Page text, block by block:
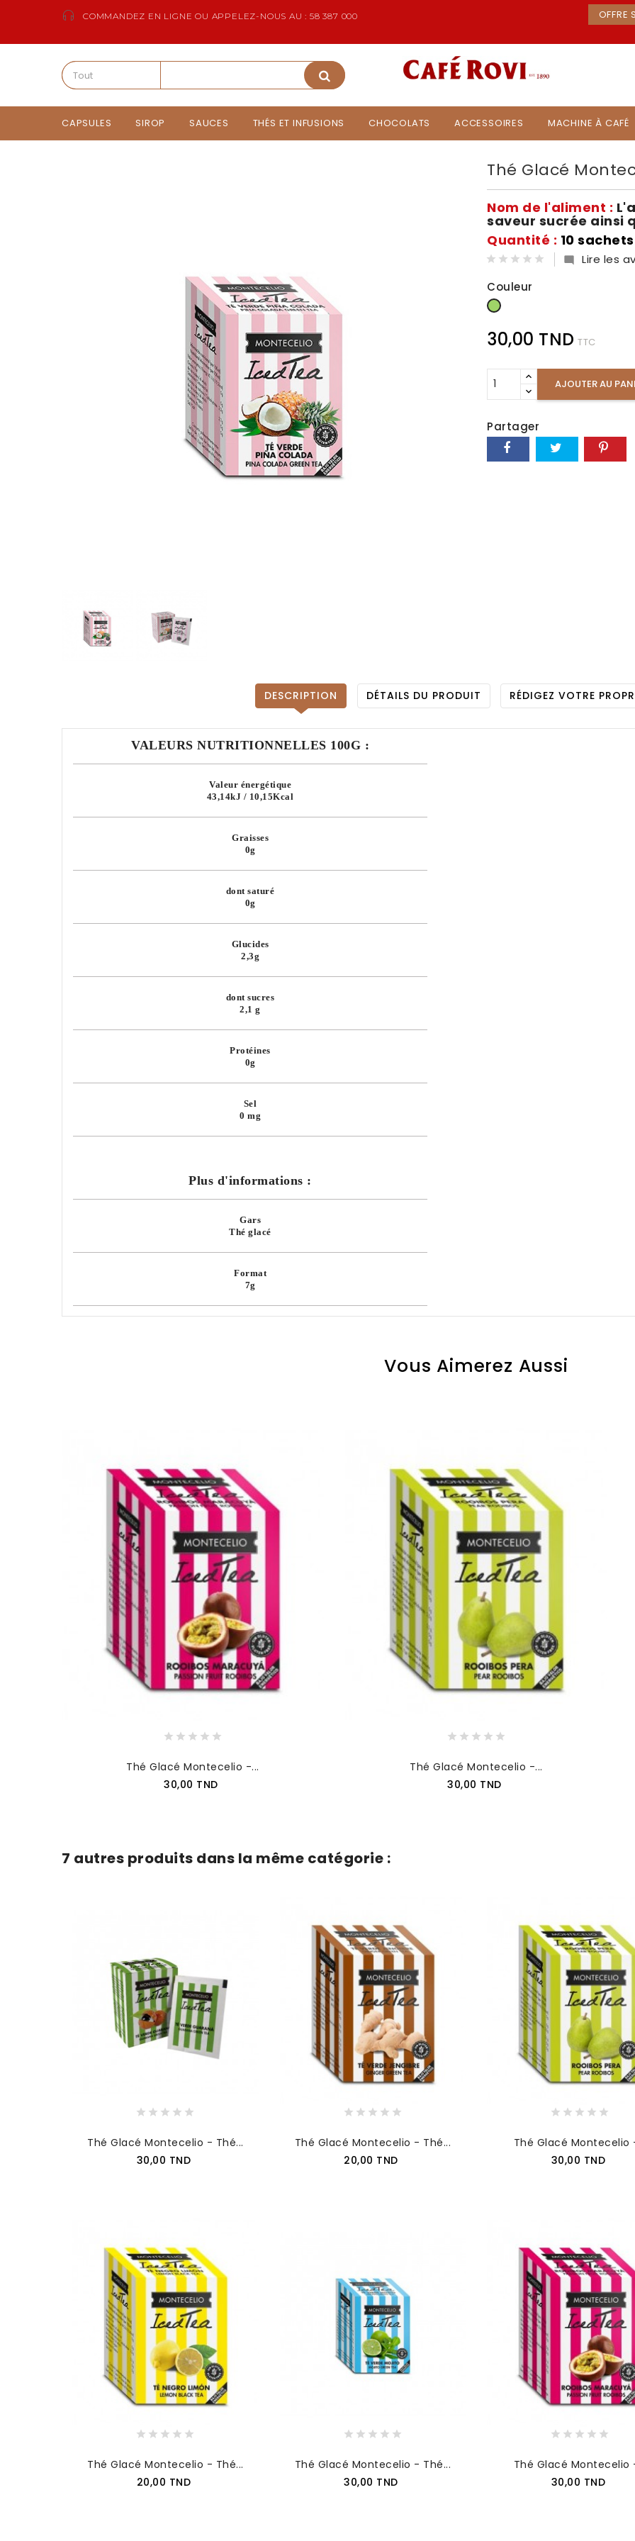
COMMANDEZ EN LIGNE OU APPELEZ-NOUS AU : 58 387 000 OFFRE
CAPSULES SIROP SAUCES THÉS ET INFUSIONS CHOCOLATS ACCESSOIRES MACHINE À CAFÉ
Thé Glacé
Nom de l'aliment :
saveur sucrée ainsi
Quantité : 10

Lire les
Couleur
Vert
30,00 TND TTC
AJOUTER AU
Partager
DESCRIPTION DÉTAILS DU PRODUIT RÉDIGEZ VOTRE
VALEURS NUTRITIONNELLES 100G :
Valeur énergétique
43,14kJ / 10,15Kcal
Graisses
0g
dont saturé
0g
Glucides
2,3g
dont sucres
2,1 g
Protéines
0g
Sel
0 mg
Plus d'informations :
Gars
Thé glacé
Format
7g
Vous Aimerez Aussi
Thé Glacé Montecelio -...
30,00 TND
Thé Glacé Montecelio -...
30,00 TND
7 autres produits dans la même catégorie :
Thé Glacé Montecelio - Thé...
Prix
30,00 TND
AJOUTER AU PANIER
Thé Glacé Montecelio - Thé...
Prix
20,00 TND
AJOUTER AU PANIER
Thé Glacé Montecelio
Prix
30,00 TND
AJOUTER AU PANIER
Thé Glacé Montecelio - Thé...
Prix
20,00 TND
AJOUTER AU PANIER
Thé Glacé Montecelio - Thé...
Prix
30,00 TND
AJOUTER AU PANIER
Thé Glacé Montecelio
Prix
30,00 TND
AJOUTER AU PANIER